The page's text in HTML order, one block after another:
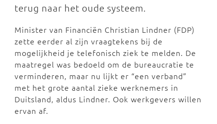
terug naar het oude systeem.
Minister van Financiën Christian Lindner (FDP)
zette eerder al zijn vraagtekens bij de
mogelijkheid je telefonisch ziek te melden. De
maatregel was bedoeld om de bureaucratie te
verminderen, maar nu lijkt er “een verband”
met het grote aantal zieke werknemers in
Duitsland, aldus Lindner. Ook werkgevers willen
ervan af.